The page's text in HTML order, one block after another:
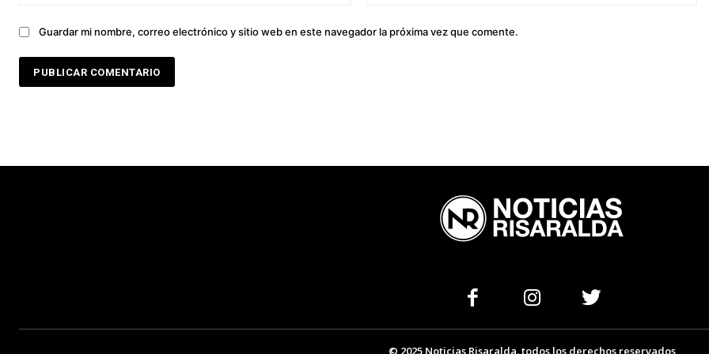
Guardar mi nombre, correo electrónico y sitio web en este navegador la próxima vez que comente.
© 2025 Noticias Risaralda. todos los derechos reservados